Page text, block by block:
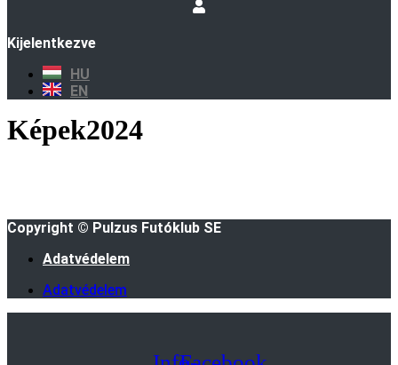
Kijelentkezve
HU
EN
Képek2024
Copyright © Pulzus Futóklub SE
Adatvédelem
Adatvédelem